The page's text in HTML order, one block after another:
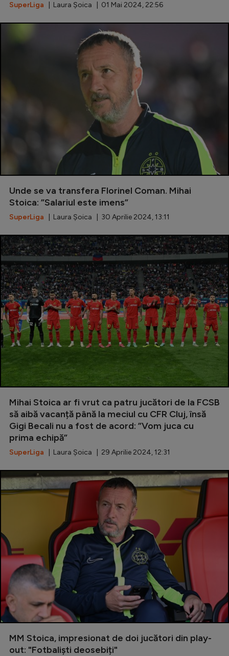
SuperLiga | Laura Șoica | 01 Mai 2024, 22:56
Unde se va transfera Florinel Coman. Mihai
Stoica: ”Salariul este imens”
SuperLiga | Laura Șoica | 30 Aprilie 2024, 13:11
Mihai Stoica ar fi vrut ca patru jucători de la FCSB
să aibă vacanță până la meciul cu CFR Cluj, însă
Gigi Becali nu a fost de acord: ”Vom juca cu
prima echipă”
SuperLiga | Laura Șoica | 29 Aprilie 2024, 12:31
MM Stoica, impresionat de doi jucători din play-
out: "Fotbaliști deosebiți"